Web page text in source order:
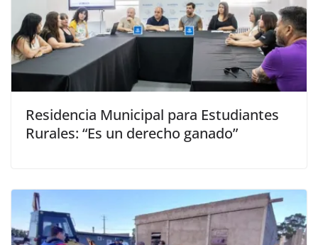
Residencia Municipal para Estudiantes
Rurales: “Es un derecho ganado”